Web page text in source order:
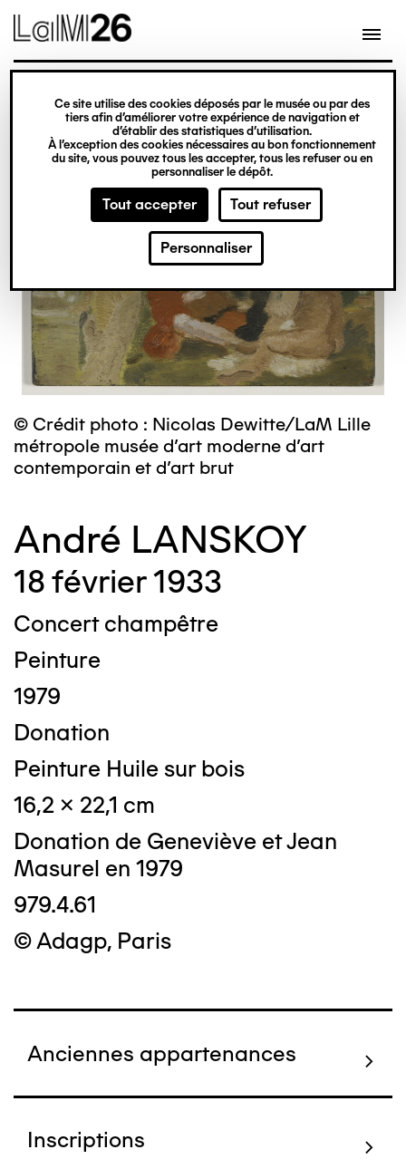
Gestion des cookies
Ce site utilise des cookies déposés par le musée ou par des
tiers afin d’améliorer votre expérience de navigation et
d’établir des statistiques d’utilisation.
À l’exception des cookies nécessaires au bon fonctionnement
du site, vous pouvez tous les accepter, tous les refuser ou en
personnaliser le dépôt.
Tout accepter Tout refuser
Personnaliser
contenu
© Crédit photo : Nicolas Dewitte/LaM Lille
métropole musée d’art moderne d’art
contemporain et d’art brut
André LANSKOY
18 février 1933
Concert champêtre
Peinture
1979
Donation
Peinture Huile sur bois
16,2 x 22,1 cm
Donation de Geneviève et Jean
Masurel en 1979
979.4.61
© Adagp, Paris
Anciennes appartenances
Inscriptions